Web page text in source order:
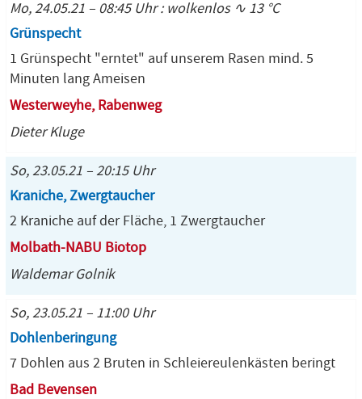
Mo, 24.05.21 – 08:45 Uhr : wolkenlos ∿ 13 °C
Grünspecht
1 Grünspecht "erntet" auf unserem Rasen mind. 5
Minuten lang Ameisen
Westerweyhe, Rabenweg
Dieter Kluge
So, 23.05.21 – 20:15 Uhr
Kraniche, Zwergtaucher
2 Kraniche auf der Fläche, 1 Zwergtaucher
Molbath-NABU Biotop
Waldemar Golnik
So, 23.05.21 – 11:00 Uhr
Dohlenberingung
7 Dohlen aus 2 Bruten in Schleiereulenkästen beringt
Bad Bevensen